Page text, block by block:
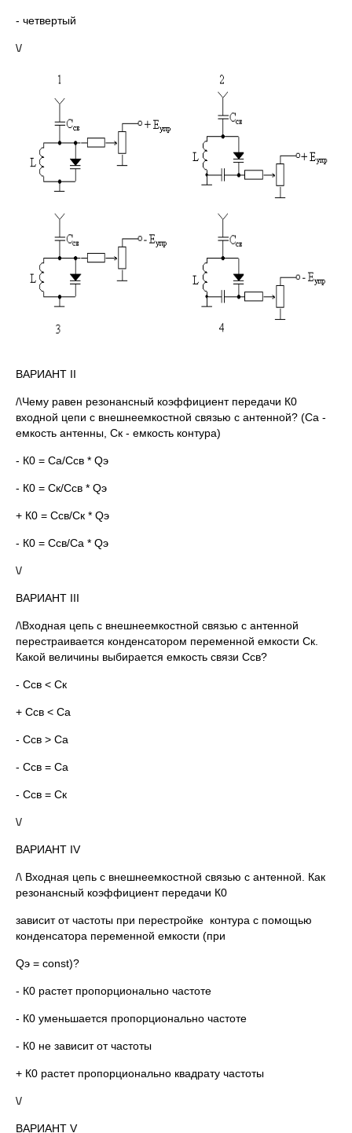
- четвертый
\/
ВАРИАНТ II
/\Чему равен резонансный коэффициент передачи К0
входной цепи с внешнеемкостной связью с антенной? (Са -
емкость антенны, Ск - емкость контура)
- К0 = Са/Ссв * Qэ
- К0 = Ск/Ссв * Qэ
+ К0 = Ссв/Ск * Qэ
- К0 = Ссв/Са * Qэ
\/
ВАРИАНТ III
/\Входная цепь с внешнеемкостной связью с антенной
перестраивается конденсатором переменной емкости Ск.
Какой величины выбирается емкость связи Ссв?
- Ссв < Ск
+ Ссв < Ca
- Ccв > Ca
- Cсв = Са
- Ссв = Ск
\/
ВАРИАНТ IV
/\ Входная цепь с внешнеемкостной связью с антенной. Как
резонансный коэффициент передачи К0
зависит от частоты при перестройке контура с помощью
конденсатора переменной емкости (при
Qэ = const)?
- К0 растет пропорционально частоте
- К0 уменьшается пропорционально частоте
- К0 не зависит от частоты
+ К0 растет пропорционально квадрату частоты
\/
ВАРИАНТ V